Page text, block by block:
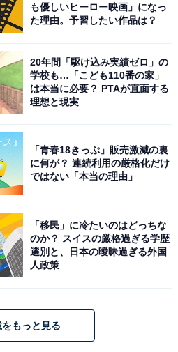
原区今井南町34-25
蔵小杉駅・南口出口徒歩約8
元住吉駅・西口出口徒歩約8
（徒歩2分の場所にコインパー
貸しバスタオル100円、貸し
別途220円（サウナのみの利
で無料。
も優しいヒーロー映画」になっ
た理由。予習したい作品は？
20年間「駆け込み実績ゼロ」の
学校も…「こども110番の家」
は本当に必要？ PTAが直面する
理想と現実
「青春18きっぷ」販売激減の裏
に何が？ 連続利用の厳格化だけ
ではない「本当の理由」
「移民」に冷たいのはどっちな
のか？ スイスの厳格過ぎる学歴
選別と、日本の曖昧過ぎる外国
人政策
もっと見る